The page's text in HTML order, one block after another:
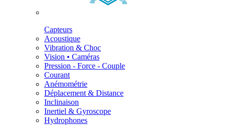
Capteurs
Acoustique
Vibration & Choc
Vision • Caméras
Pression - Force - Couple
Courant
Anémométrie
Déplacement & Distance
Inclinaison
Inertiel & Gyroscope
Hydrophones